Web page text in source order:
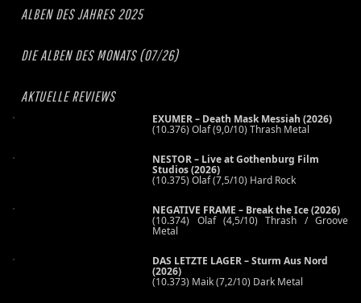
ALBEN DES JAHRES 2025
DIE ALBEN DES MONATS (07/26)
AKTUELLE REVIEWS
EXUMER – Death Mask Messiah (2026)
(10.376) Olaf (9,0/10) Thrash Metal
NESTOR – Live at Gothenburg Film
Studios (2026)
(10.375) Olaf (7,5/10) Hard Rock
NEGATIVE FRAME – Break the Ice (2026)
(10.374) Olaf (4,5/10) Thrash / Groove
Metal
DAS LETZTE LAGER – Sturm Aus Nord
(2026)
(10.373) Maik (7,2/10) Dark Metal